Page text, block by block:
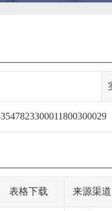
表格下载 来源渠道